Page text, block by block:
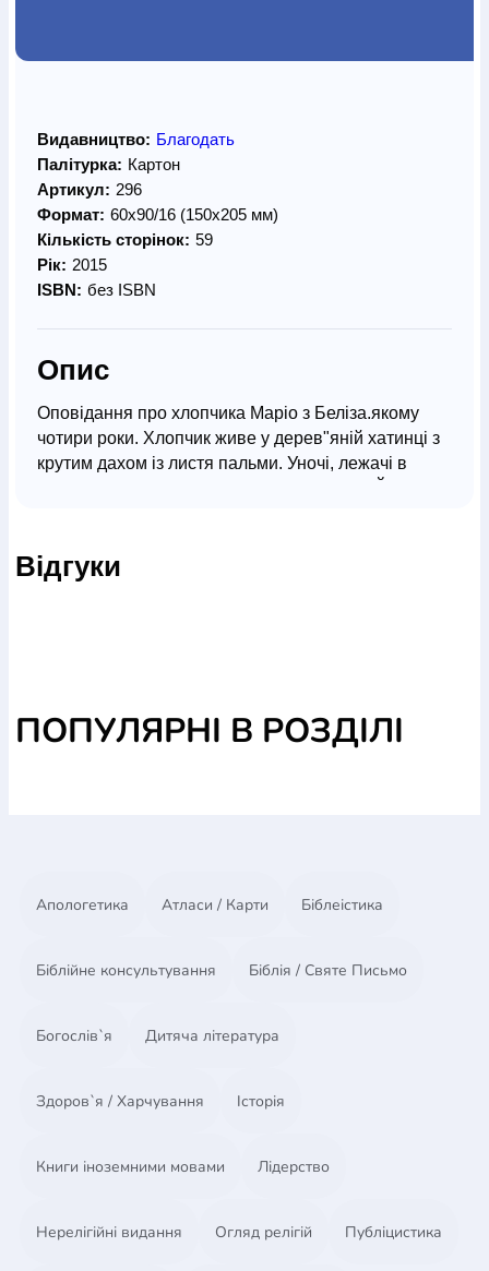
Видавництво: Благодать
Палітурка: Картон
Артикул: 296
Формат: 60х90/16 (150х205 мм)
Кількість сторінок: 59
Рік: 2015
ISBN: без ISBN
Опис
Оповідання про хлопчика Маріо з Беліза.якому
чотири роки. Хлопчик живе у дерев"яній хатинці з
крутим дахом із листя пальми. Уночі, лежачі в
зорянго неба на нього дивиться Бог. З цими
Відгуки
ПОПУЛЯРНІ В РОЗДІЛІ
Апологетика Атласи / Карти Біблеістика
Біблійне консультування Біблія / Святе Письмо
Богослів`я Дитяча література
Здоров`я / Харчування Історія
Книги іноземними мовами Лідерство
Нерелігійні видання Огляд релігій Публіцистика